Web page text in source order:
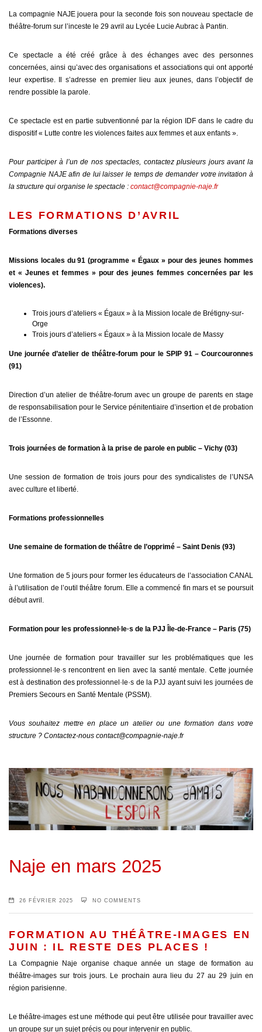
La compagnie NAJE jouera pour la seconde fois son nouveau spectacle de
théâtre-forum sur l’inceste le 29 avril au Lycée Lucie Aubrac à Pantin.
Ce spectacle a été créé grâce à des échanges avec des personnes
concernées, ainsi qu’avec des organisations et associations qui ont apporté
leur expertise. Il s’adresse en premier lieu aux jeunes, dans l’objectif de
rendre possible la parole.
Ce spectacle est en partie subventionné par la région IDF dans le cadre du
dispositif « Lutte contre les violences faites aux femmes et aux enfants ».
Pour participer à l’un de nos spectacles, contactez plusieurs jours avant la
Compagnie NAJE afin de lui laisser le temps de demander votre invitation à
la structure qui organise le spectacle : contact@compagnie-naje.fr
LES FORMATIONS D’AVRIL
Formations diverses
Missions locales du 91 (programme « Égaux » pour des jeunes hommes
et « Jeunes et femmes » pour des jeunes femmes concernées par les
violences).
Trois jours d’ateliers « Égaux » à la Mission locale de Brétigny-sur-
Orge
Trois jours d’ateliers « Égaux » à la Mission locale de Massy
Une journée d’atelier de théâtre-forum pour le SPIP 91 – Courcouronnes
(91)
Direction d’un atelier de théâtre-forum avec un groupe de parents en stage
de responsabilisation pour le Service pénitentiaire d’insertion et de probation
de l’Essonne.
Trois journées de formation à la prise de parole en public – Vichy (03)
Une session de formation de trois jours pour des syndicalistes de l’UNSA
avec culture et liberté.
Formations professionnelles
Une semaine de formation de théâtre de l’opprimé – Saint Denis (93)
Une formation de 5 jours pour former les éducateurs de l’association CANAL
à l’utilisation de l’outil théâtre forum. Elle a commencé fin mars et se poursuit
début avril.
Formation pour les professionnel·le·s de la PJJ Île-de-France – Paris (75)
Une journée de formation pour travailler sur les problématiques que les
professionnel·le·s rencontrent en lien avec la santé mentale. Cette journée
est à destination des professionnel·le·s de la PJJ ayant suivi les journées de
Premiers Secours en Santé Mentale (PSSM).
Vous souhaitez mettre en place un atelier ou une formation dans votre
structure ? Contactez-nous contact@compagnie-naje.fr
Naje en mars 2025
26 FÉVRIER 2025 NO COMMENTS
FORMATION AU THÉÂTRE-IMAGES EN
JUIN : IL RESTE DES PLACES !
La Compagnie Naje organise chaque année un stage de formation au
théâtre-images sur trois jours. Le prochain aura lieu du 27 au 29 juin en
région parisienne.
Le théâtre-images est une méthode qui peut être utilisée pour travailler avec
un groupe sur un sujet précis ou pour intervenir en public.